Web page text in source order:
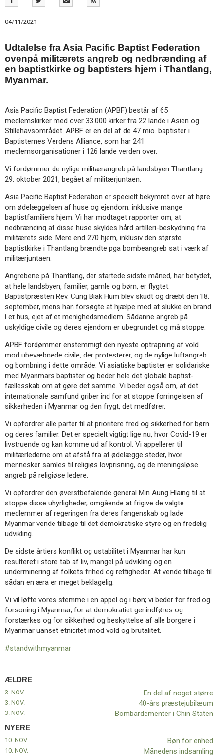
11.0:
Kalender
13.0:
Værktøjskassen
15.0:
Om
BaptistKirken
16.0:
Kontakt
Næste
for
enhedForrige
indlæg:
En
del
af
noget
04/11/2021
Udtalelse fra Asia Pacific Baptist Federation
ovenpå militærets angreb og nedbrænding af
en baptistkirke og baptisters hjem i Thantlang,
Myanmar.
Asia Pacific Baptist Federation (APBF) består af 65
medlemskirker med over 33.000 kirker fra 22 lande i Asien og
Stillehavsområdet. APBF er en del af de 47 mio. baptister i
Baptisternes Verdens Alliance, som har 241
medlemsorganisationer i 126 lande verden over.
Vi fordømmer de nylige militærangreb på landsbyen Thantlang
29. oktober 2021, begået af militærjuntaen.
Asia Pacific Baptist Federation er specielt bekymret over at høre
om ødelæggelsen af huse og ejendom, inklusive mange
baptistfamiliers hjem. Vi har modtaget rapporter om, at
nedbrænding af disse huse skyldes hård artilleri-beskydning fra
militærets side. Mere end 270 hjem, inklusiv den største
baptistkirke i Thantlang brændte pga bombeangreb sat i værk af
militærjuntaen.
Angrebene på Thantlang, der startede sidste måned, har betydet,
at hele landsbyen, familier, gamle og børn, er flygtet.
Baptistpræsten Rev. Cung Biak Hum blev skudt og dræbt den 18.
september, mens han forsøgte at hjælpe med at slukke en brand
i et hus, ejet af et menighedsmedlem. Sådanne angreb på
uskyldige civile og deres ejendom er ubegrundet og må stoppe.
APBF fordømmer enstemmigt den nyeste optrapning af vold
mod ubevæbnede civile, der protesterer, og de nylige luftangreb
og bombning i dette område. Vi asiatiske baptister er solidariske
med Myanmars baptister og beder hele det globale baptist-
fællesskab om at gøre det samme. Vi beder også om, at det
internationale samfund griber ind for at stoppe forringelsen af
sikkerheden i Myanmar og den frygt, det medfører.
Vi opfordrer alle parter til at prioritere fred og sikkerhed for børn
og deres familier. Det er specielt vigtigt lige nu, hvor Covid-19 er
livstruende og kan komme ud af kontrol. Vi appellerer til
militærlederne om at afstå fra at ødelægge steder, hvor
mennesker samles til religiøs lovprisning, og de meningsløse
angreb på religiøse ledere.
Vi opfordrer den øverstbefalende general Min Aung Hlaing til at
stoppe disse uhyrligheder, omgående at frigive de valgte
medlemmer af regeringen fra deres fangenskab og lade
Myanmar vende tilbage til det demokratiske styre og en fredelig
udvikling.
De sidste årtiers konflikt og ustabilitet i Myanmar har kun
resulteret i store tab af liv, mangel på udvikling og en
underminering af folkets frihed og rettigheder. At vende tilbage til
sådan en æra er meget beklagelig.
Vi vil løfte vores stemme i en appel og i bøn; vi beder for fred og
forsoning i Myanmar, for at demokratiet genindføres og
forstærkes og for sikkerhed og beskyttelse af alle borgere i
Myanmar uanset etnicitet imod vold og brutalitet.
#standwithmyanmar
ÆLDRE
3. NOV. En del af noget større
3. NOV. 40-års præstejubilæum
3. NOV. Bombardementer i Chin Staten
NYERE
Bøn for enhed
10. NOV.
Månedens indsamling
10. NOV.